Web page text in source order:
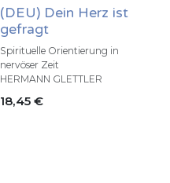
(DEU) Dein Herz ist
gefragt
Spirituelle Orientierung in
nervöser Zeit
HERMANN GLETTLER
18,45€